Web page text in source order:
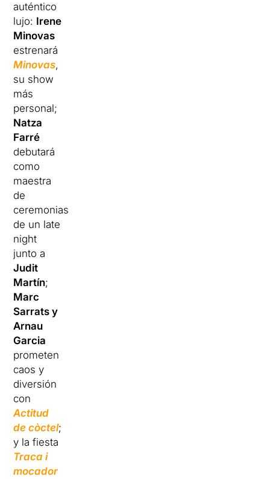
auténtico
lujo: Irene
Minovas
estrenará
Minovas,
su show
más
personal;
Natza
Farré
debutará
como
maestra
de
ceremonias
de un late
night
junto a
Judit
Martín;
Marc
Sarrats y
Arnau
Garcia
prometen
caos y
diversión
con
Actitud
de còctel;
y la fiesta
Traca i
mocador